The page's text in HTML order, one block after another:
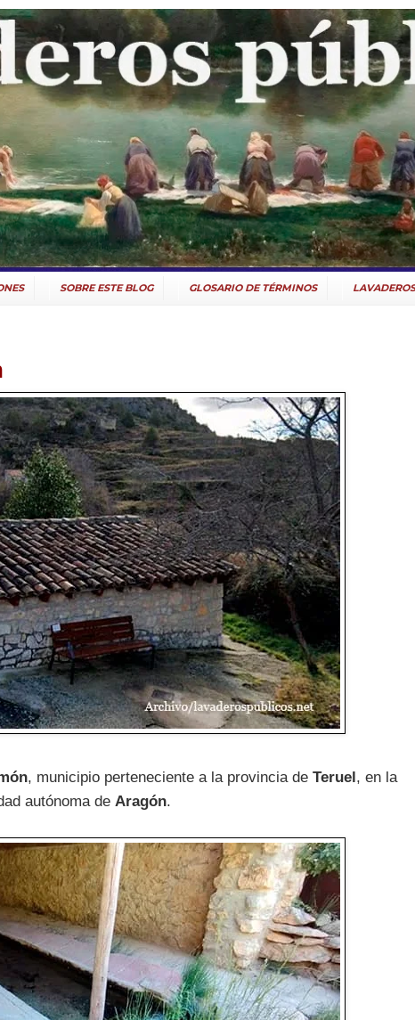
SOBRE ESTE BLOG GLOSARIO DE TÉRMINOS
, municipio perteneciente a la provincia de Teruel , en la
autónoma de Aragón.